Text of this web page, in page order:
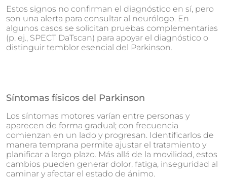
Estos signos no confirman el diagnóstico en sí, pero
son una alerta para consultar al neurólogo. En
algunos casos se solicitan pruebas complementarias
(p. ej., SPECT DaTscan) para apoyar el diagnóstico o
distinguir temblor esencial del Parkinson.
Síntomas físicos del Parkinson
Los síntomas motores varían entre personas y
aparecen de forma gradual; con frecuencia
comienzan en un lado y progresan. Identificarlos de
manera temprana permite ajustar el tratamiento y
planificar a largo plazo. Más allá de la movilidad, estos
cambios pueden generar dolor, fatiga, inseguridad al
caminar y afectar el estado de ánimo.